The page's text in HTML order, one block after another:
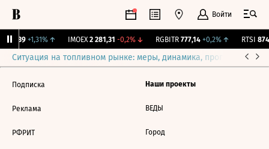
Войти
12,239 +1,31%↑ IMOEX 2 281,31 -0,2%↓ RGBITR 777,14 +0,2%↑ RTSI
Ситуация на топливном рынке: меры, динамика, прогнозы
Подписка
Реклама
РФРИТ
Наши проекты
ВЕДЫ
Город